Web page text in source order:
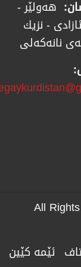
هەولێر -
- نزیك
نانەکەلی
All Rights
ئێمە کێین